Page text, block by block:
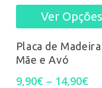
Ver Opções
Placa de
Mãe e Avó
9,90€ – 14,90€